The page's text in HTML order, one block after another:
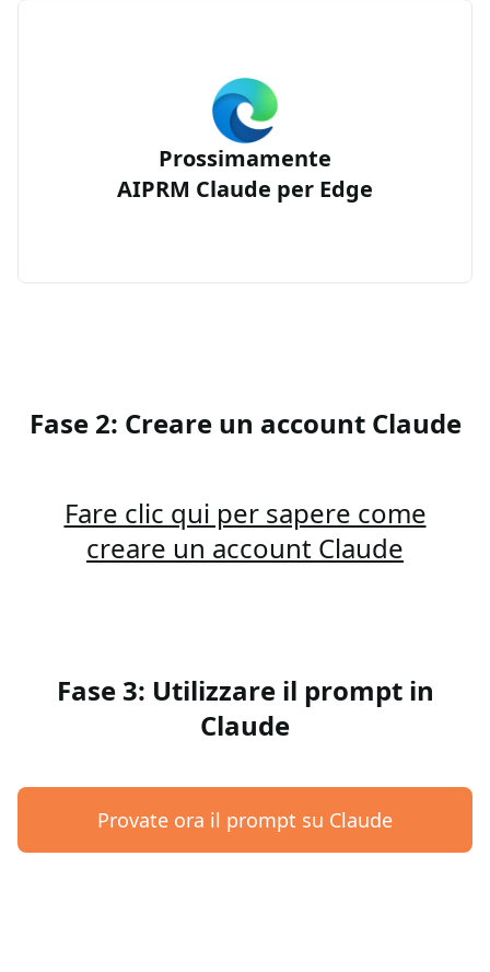
Prossimamente
AIPRM Claude per Edge
Fase 2: Creare un account Claude
Fare clic qui per sapere come
creare un account Claude
Fase 3: Utilizzare il prompt in
Claude
Provate ora il prompt su Claude